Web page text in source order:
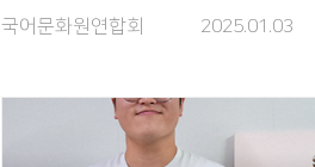
국어문화원연합회 2025.01.03